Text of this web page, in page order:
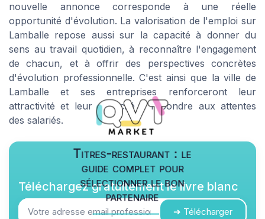
nouvelle annonce corresponde à une réelle
opportunité d'évolution. La valorisation de l'emploi sur
Lamballe repose aussi sur la capacité à donner du
sens au travail quotidien, à reconnaître l'engagement
de chacun, et à offrir des perspectives concrètes
d'évolution professionnelle. C'est ainsi que la ville de
Lamballe et ses entreprises renforceront leur
attractivité et leur capacité à répondre aux attentes
des salariés.
Titres-restaurant : le
guide complet pour
sélectionner le bon
partenaire
Téléchargez gratuitement le livre blanc
➔ Télécharger